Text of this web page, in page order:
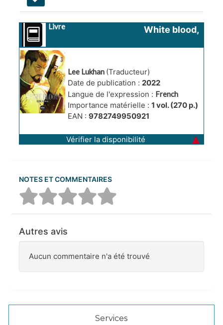
Livre
White blood,
Lee Lukhan (Traducteur)
Date de publication : 2022
Langue de l'expression : French
Importance matérielle : 1 vol. (270 p.)
EAN : 9782749950921
Vérifier la disponibilité
NOTES ET COMMENTAIRES
Autres avis
Aucun commentaire n'a été trouvé
Services